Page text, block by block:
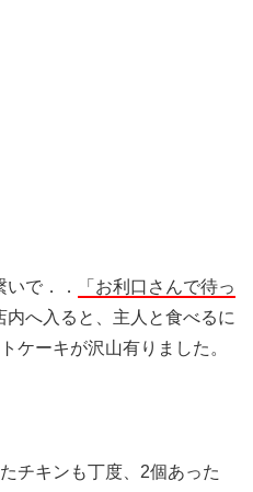
で．．
「お利口さんで待っ
内へ入ると、主人と食べるに
ケーキが沢山有りました。
チキンも丁度、2個あった